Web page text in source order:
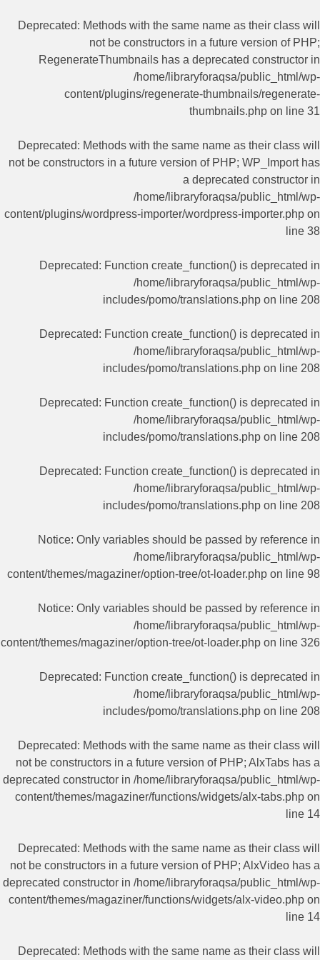
Deprecated: Methods with the same name as their class will
not be constructors in a future version of PHP;
RegenerateThumbnails has a deprecated constructor in
/home/libraryforaqsa/public_html/wp-
content/plugins/regenerate-thumbnails/regenerate-
thumbnails.php on line 31
Deprecated: Methods with the same name as their class will
not be constructors in a future version of PHP; WP_Import has
a deprecated constructor in
/home/libraryforaqsa/public_html/wp-
content/plugins/wordpress-importer/wordpress-importer.php on
line 38
Deprecated: Function create_function() is deprecated in
/home/libraryforaqsa/public_html/wp-
includes/pomo/translations.php on line 208
Deprecated: Function create_function() is deprecated in
/home/libraryforaqsa/public_html/wp-
includes/pomo/translations.php on line 208
Deprecated: Function create_function() is deprecated in
/home/libraryforaqsa/public_html/wp-
includes/pomo/translations.php on line 208
Deprecated: Function create_function() is deprecated in
/home/libraryforaqsa/public_html/wp-
includes/pomo/translations.php on line 208
Notice: Only variables should be passed by reference in
/home/libraryforaqsa/public_html/wp-
content/themes/magaziner/option-tree/ot-loader.php on line 98
Notice: Only variables should be passed by reference in
/home/libraryforaqsa/public_html/wp-
content/themes/magaziner/option-tree/ot-loader.php on line 326
Deprecated: Function create_function() is deprecated in
/home/libraryforaqsa/public_html/wp-
includes/pomo/translations.php on line 208
Deprecated: Methods with the same name as their class will
not be constructors in a future version of PHP; AlxTabs has a
deprecated constructor in /home/libraryforaqsa/public_html/wp-
content/themes/magaziner/functions/widgets/alx-tabs.php on
line 14
Deprecated: Methods with the same name as their class will
not be constructors in a future version of PHP; AlxVideo has a
deprecated constructor in /home/libraryforaqsa/public_html/wp-
content/themes/magaziner/functions/widgets/alx-video.php on
line 14
Deprecated: Methods with the same name as their class will